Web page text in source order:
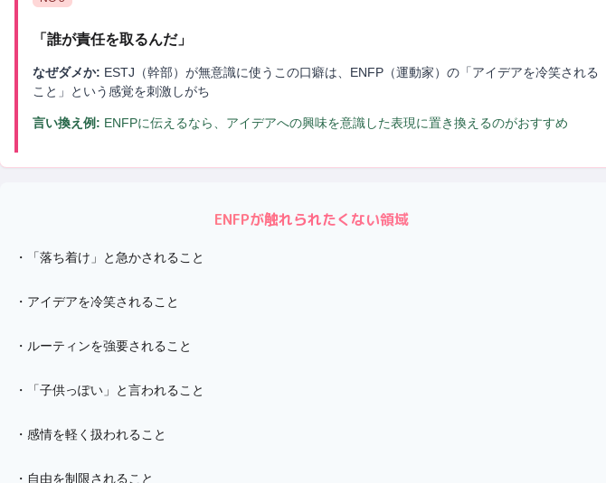
「 誰が責任を取るんだ」
なぜダメか: ESTJ（幹部）が無意識に使うこの口癖は、ENFP（運動家）の「アイデアを冷笑される
こと」という感覚を刺激しがち
言い換え例: ENFPに伝えるなら、アイデアへの興味を意識した表現に置き換えるのがおすすめ
ENFPが触れられたくない領域
・ 「落ち着け」と急かされること
・ アイデアを冷笑されること
・ ルーティンを強要されること
・ 「子供っぽい」と言われること
・ 感情を軽く扱われること
・ 自由を制限されること